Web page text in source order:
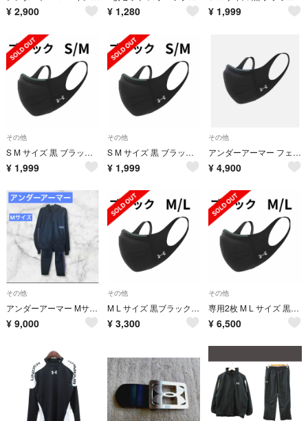
¥ 2,900 ¥ 1,280 ¥ 1,999
その他
S M サイズ 黒 ブラック UNDER ARMOUR スポーツ マスク
¥ 1,999
その他
S M サイズ 黒 ブラック UNDER ARMOUR スポーツ マスク
¥ 1,999
その他
アンダーアーマー フェザーウエイト マスク 軽量タイプ 立体縫製 国内正規品
¥ 4,900
その他
アンダーアーマー Mサイズ ブラック セットアップ！美品
¥ 9,000
その他
M L サイズ 黒ブラック UNDER ARMOUR スポーツ マスク
¥ 3,300
その他
専用2枚 M L サイズ 黒ブラック UNDER ARMOUR スポーツ マスク
¥ 6,500